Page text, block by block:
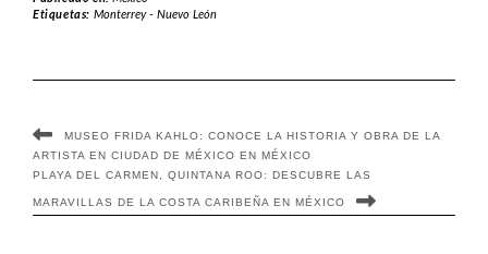
Etiquetas: Monterrey - Nuevo León
MUSEO FRIDA KAHLO: CONOCE LA HISTORIA Y OBRA DE LA
ARTISTA EN CIUDAD DE MÉXICO EN MÉXICO
PLAYA DEL CARMEN, QUINTANA ROO: DESCUBRE LAS
MARAVILLAS DE LA COSTA CARIBEÑA EN MÉXICO